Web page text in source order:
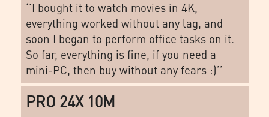
‘’I bought it to watch movies in 4K,
everything worked without any lag, and
soon I began to perform office tasks on it.
So far, everything is fine, if you need a
mini-PC, then buy without any fears :)’’
PRO 24X 10M